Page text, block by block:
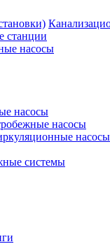
станции
насосы
насосы
насосы
насосы
системы